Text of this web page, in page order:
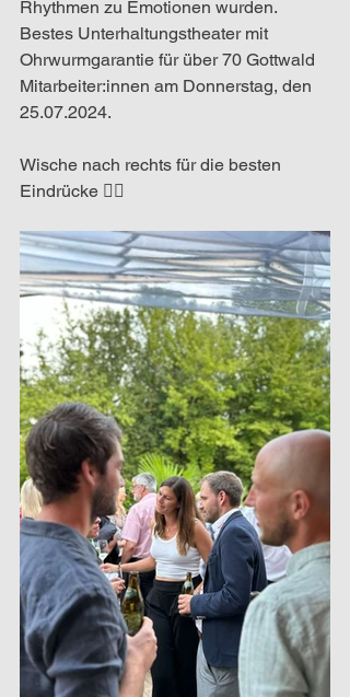
Rhythmen zu Emotionen wurden.
Bestes Unterhaltungstheater mit
Ohrwurmgarantie für über 70 Gottwald
Mitarbeiter:innen am Donnerstag, den
25.07.2024.
Wische nach rechts für die besten
Eindrücke 👉🏻